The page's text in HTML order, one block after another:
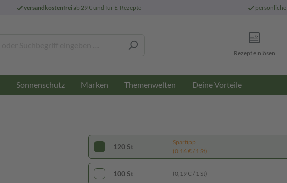
versandkostenfreiab 29 € und für E-Rezepte persönliche
Rezept einlösen
Sonnenschutz Marken Themenwelten Deine Vorteile
120 St
Spartipp
(0,16 € / 1 St)
100 St (0,19 € / 1 St)